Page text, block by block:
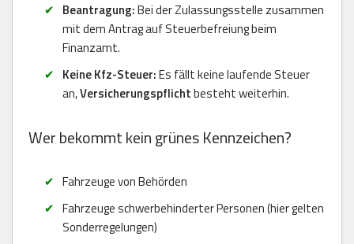
Beantragung:Bei der Zulassungsstelle zusammen
mit dem Antrag auf Steuerbefreiung beim
Finanzamt.
Keine Kfz-Steuer:Es fällt keine laufende Steuer
an,Versicherungspflichtbesteht weiterhin.
Wer bekommt kein grünes Kennzeichen?
Fahrzeuge von Behörden
Fahrzeuge schwerbehinderter Personen (hier gelten
Sonderregelungen)